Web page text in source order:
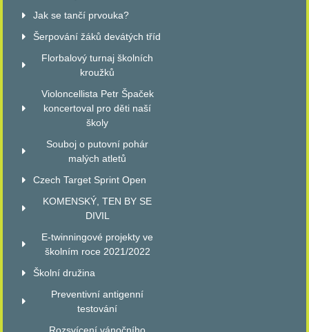
Jak se tančí prvouka?
Šerpování žáků devátých tříd
Florbalový turnaj školních
kroužků
Violoncellista Petr Špaček
koncertoval pro děti naší
školy
Souboj o putovní pohár
malých atletů
Czech Target Sprint Open
KOMENSKÝ, TEN BY SE
DIVIL
E-twinningové projekty ve
školním roce 2021/2022
Školní družina
Preventivní antigenní
testování